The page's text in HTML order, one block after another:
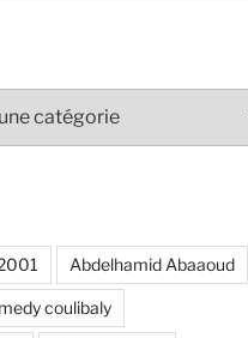
Abdelhamid Abaaoud
coulibaly